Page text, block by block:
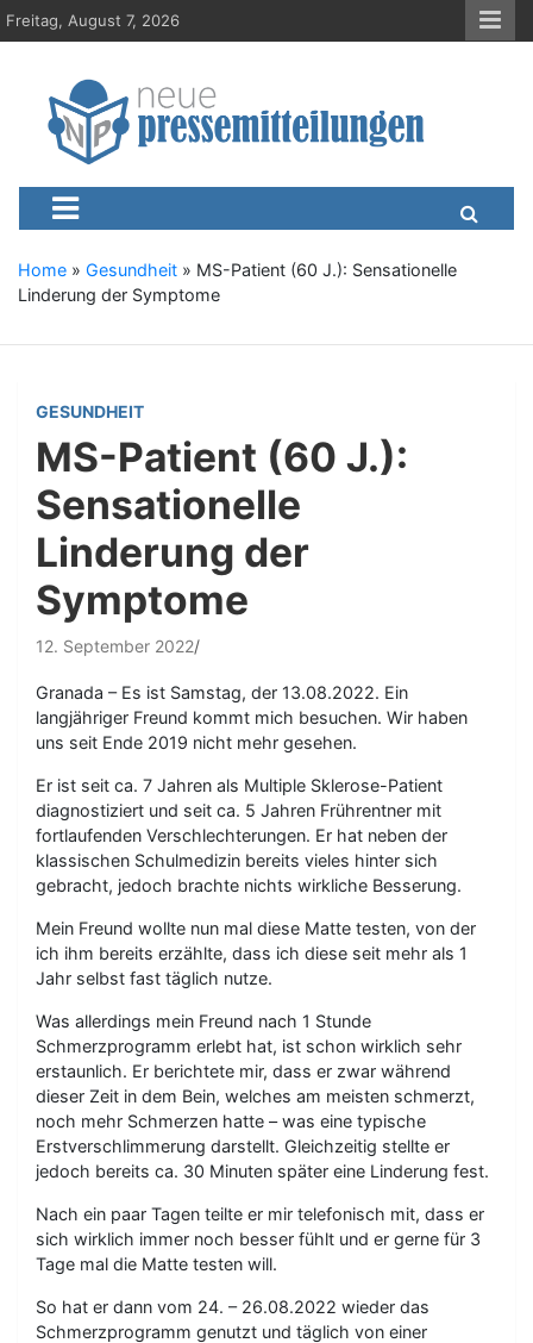
S
k
Freitag, August 7, 2026
Neue-
Presseportal, Nachrichten, News, Meldungen, Wirtschaft
Home » Gesundheit » MS-Patient (60 J.): Sensationelle
Linderung der Symptome
GESUNDHEIT
MS-Patient (60 J.):
Sensationelle
Linderung der
Symptome
12. September 2022
Granada – Es ist Samstag, der 13.08.2022. Ein
langjähriger Freund kommt mich besuchen. Wir haben
uns seit Ende 2019 nicht mehr gesehen.
Er ist seit ca. 7 Jahren als Multiple Sklerose-Patient
diagnostiziert und seit ca. 5 Jahren Frührentner mit
fortlaufenden Verschlechterungen. Er hat neben der
klassischen Schulmedizin bereits vieles hinter sich
gebracht, jedoch brachte nichts wirkliche Besserung.
Mein Freund wollte nun mal diese Matte testen, von der
ich ihm bereits erzählte, dass ich diese seit mehr als 1
Jahr selbst fast täglich nutze.
Was allerdings mein Freund nach 1 Stunde
Schmerzprogramm erlebt hat, ist schon wirklich sehr
erstaunlich. Er berichtete mir, dass er zwar während
dieser Zeit in dem Bein, welches am meisten schmerzt,
noch mehr Schmerzen hatte – was eine typische
Erstverschlimmerung darstellt. Gleichzeitig stellte er
jedoch bereits ca. 30 Minuten später eine Linderung fest.
Nach ein paar Tagen teilte er mir telefonisch mit, dass er
sich wirklich immer noch besser fühlt und er gerne für 3
Tage mal die Matte testen will.
So hat er dann vom 24. – 26.08.2022 wieder das
Schmerzprogramm genutzt und täglich von einer